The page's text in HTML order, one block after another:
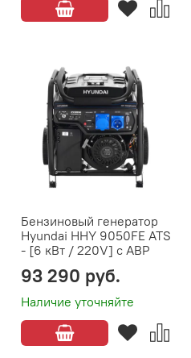
Бензиновый генератор
Hyundai HHY 9050FE ATS
- [6 кВт / 220V] с АВР
Наличие уточняйте
93 290 руб.